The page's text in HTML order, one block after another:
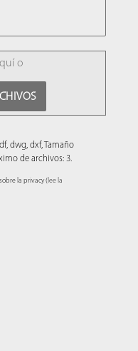
o
dwg, dxf, Tamaño
de archivos: 3.
la privacy (lee la